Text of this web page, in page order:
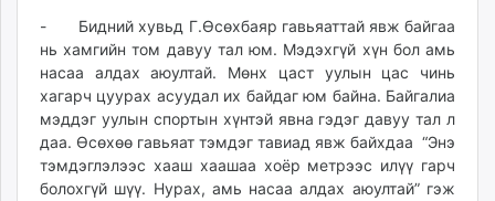
- Бидний хувьд Г.Өсөхбаяр гавьяаттай явж байгаа
нь хамгийн том давуу тал юм. Мэдэхгүй хүн бол амь
насаа алдах аюултай. Мөнх цаст уулын цас чинь
хагарч цуурах асуудал их байдаг юм байна. Байгалиа
мэддэг уулын спортын хүнтэй явна гэдэг давуу тал л
даа. Өсөхөө гавьяат тэмдэг тавиад явж байхдаа “Энэ
тэмдэглэлээс хааш хаашаа хоёр метрээс илүү гарч
болохгүй шүү. Нурах, амь насаа алдах аюултай” гэж